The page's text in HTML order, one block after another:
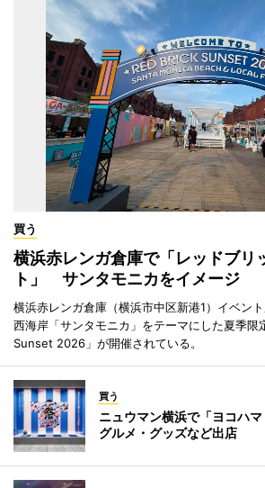
買う
横浜赤レンガ倉庫で「レッドブリ
ト」 サンタモニカをイメージ
横浜赤レンガ倉庫（横浜市中区新港1）イベン
西海岸「サンタモニカ」をテーマにした夏季限
Sunset 2026」が開催されている。
買う
ニュウマン横浜で「ヨコハ
グルメ・グッズなど出店